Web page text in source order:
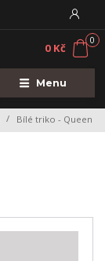
Menu
0
0 Kč
Bílé triko - Queen